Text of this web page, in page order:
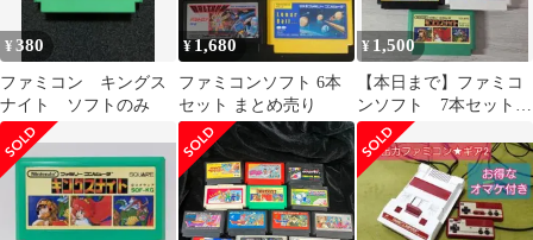
¥380
ファミコン キングス
ナイト ソフトのみ
¥1,680
ファミコンソフト 6本
セット まとめ売り
¥ 1,500
【本日まで】ファミコ
ンソフト 7本セット
まとめ売り